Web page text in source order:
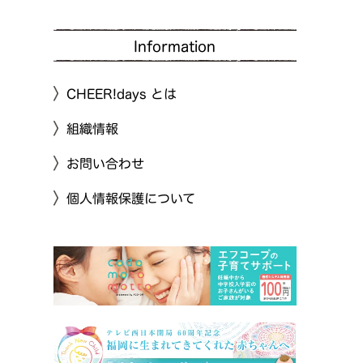
Information
CHEER!days とは
組織情報
お問い合わせ
個人情報保護について